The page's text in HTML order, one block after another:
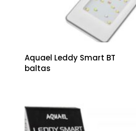
Aquael Leddy Smart BT
baltas